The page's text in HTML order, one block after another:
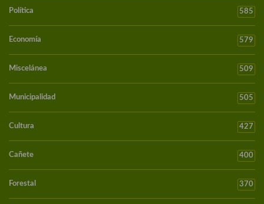
Política 585
Economía 579
Miscelánea 509
Municipalidad 505
Cultura 427
Cañete 400
Forestal 370